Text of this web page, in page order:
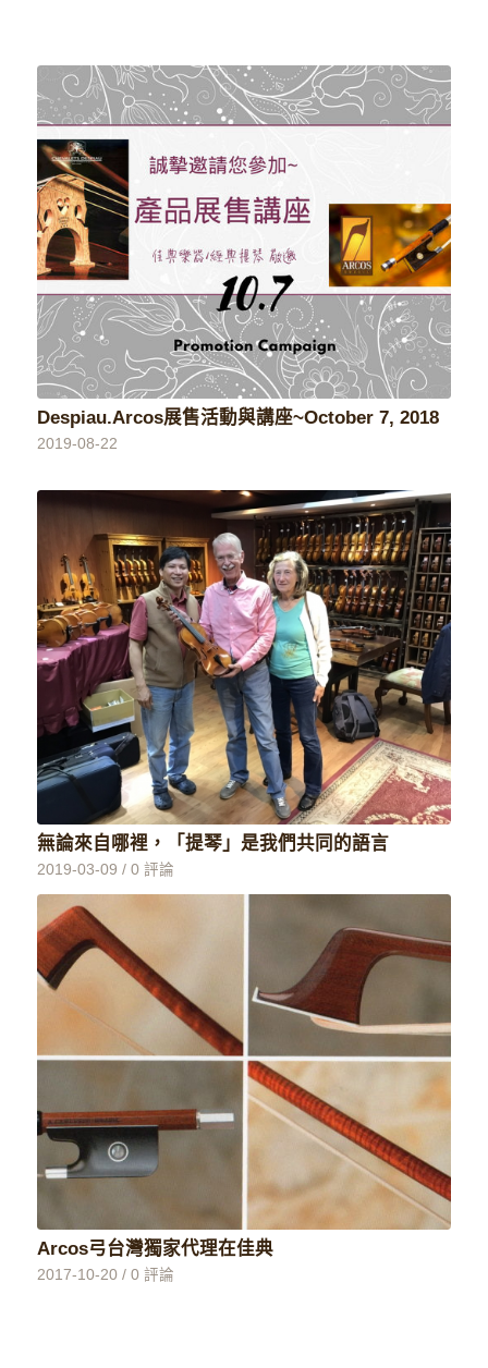
Despiau.Arcos展售活動與講座~October 7, 2018
2019-08-22
無論來自哪裡，「提琴」是我們共同的語言
2019-03-09 / 0 評論
Arcos弓台灣獨家代理在佳典
2017-10-20 / 0 評論